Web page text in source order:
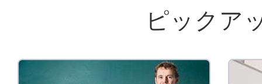
ピックア